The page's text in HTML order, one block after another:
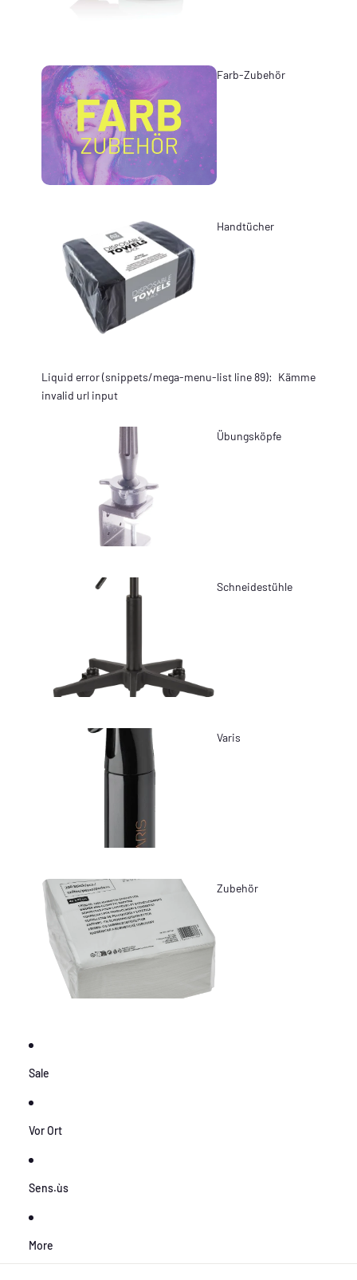
Farb-Zubehör
Handtücher
Liquid error (snippets/mega-menu-list line 89):
invalid url input
Kämme
Übungsköpfe
Schneidestühle
Varis
Zubehör
Sale
Vor Ort
Sens.ùs
More
Zu Produktinformationen springen